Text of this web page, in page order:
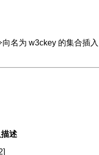
向名为 w3ckey 的集合插入
述